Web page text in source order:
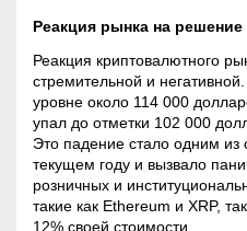
Реакция рынка на
Реакция криптовалютного
стремительной и
уровне около 114 000
упал до отметки 102 000
Это падение стало одним из
текущем году и вызвало
розничных и
такие как Ethereum и XRP,
12% своей стоимости.